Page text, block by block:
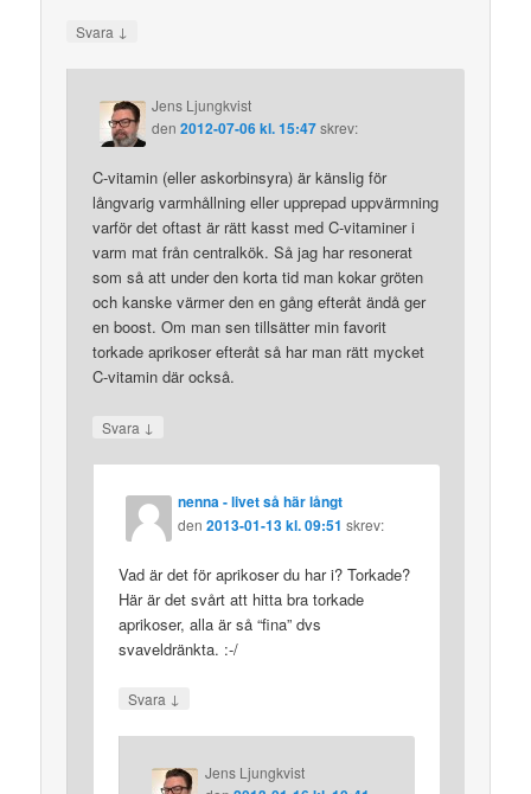
Svara ↓
Jens Ljungkvist
den2012-07-06 kl. 15:47skrev:
C-vitamin (eller askorbinsyra) är känslig för
långvarig varmhållning eller upprepad uppvärmning
varför det oftast är rätt kasst med C-vitaminer i
varm mat från centralkök. Så jag har resonerat
som så att under den korta tid man kokar gröten
och kanske värmer den en gång efteråt ändå ger
en boost. Om man sen tillsätter min favorit
torkade aprikoser efteråt så har man rätt mycket
C-vitamin där också.
Svara ↓
nenna - livet så här långt
den2013-01-13 kl. 09:51 skrev:
Vad är det för aprikoser du har i? Torkade?
Här är det svårt att hitta bra torkade
aprikoser, alla är så “fina” dvs
svaveldränkta. :-/
Svara ↓
Jens Ljungkvist